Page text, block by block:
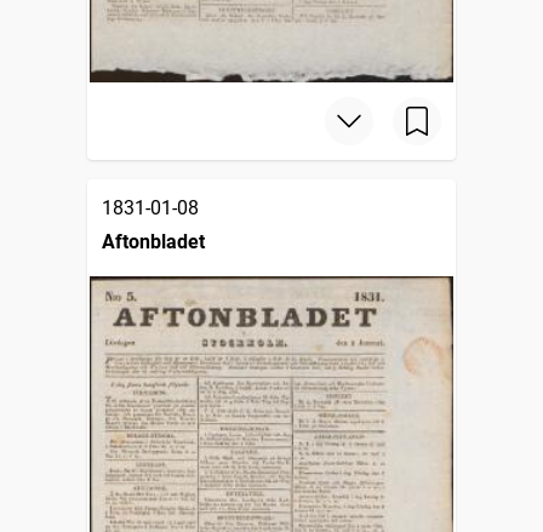
1831-01-08
Aftonbladet